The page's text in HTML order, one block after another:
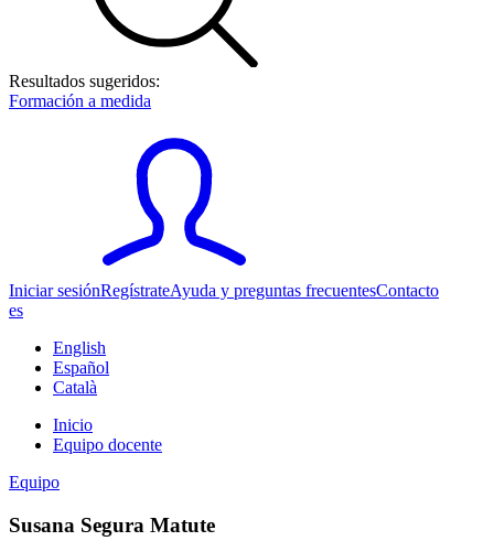
Resultados sugeridos:
Formación a medida
Iniciar sesiónRegístrateAyuda y preguntas frecuentesContacto
es
English
Español
Català
Inicio
Equipo docente
Equipo
Susana Segura Matute